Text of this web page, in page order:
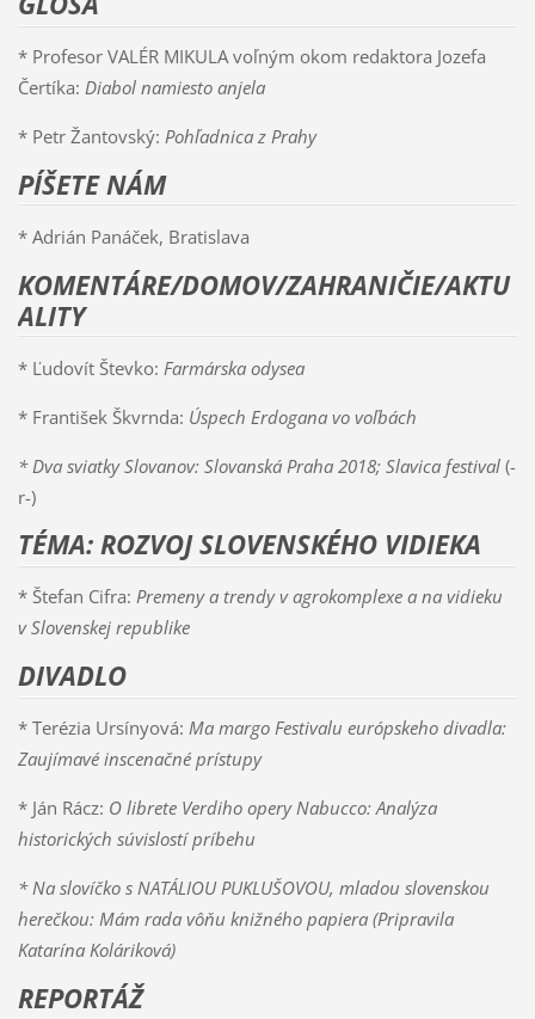
* Profesor VALÉR MIKULA voľným okom redaktora Jozefa
Čertíka: Diabol namiesto anjela
* Petr Žantovský: Pohľadnica z Prahy
PÍŠETE NÁM
* Adrián Panáček, Bratislava
KOMENTÁRE/DOMOV/ZAHRANIČIE/AKTU
ALITY
* Ľudovít Števko: Farmárska odysea
* František Škvrnda: Úspech Erdogana vo voľbách
* Dva sviatky Slovanov: Slovanská Praha 2018; Slavica festival (-
r-)
TÉMA: ROZVOJ SLOVENSKÉHO VIDIEKA
* Štefan Cifra: Premeny a trendy v agrokomplexe a na vidieku
v Slovenskej republike
DIVADLO
* Terézia Ursínyová: Ma margo Festivalu európskeho divadla:
Zaujímavé inscenačné prístupy
* Ján Rácz: O librete Verdiho opery Nabucco: Analýza
historických súvislostí príbehu
* Na slovíčko s NATÁLIOU PUKLUŠOVOU, mladou slovenskou
herečkou: Mám rada vôňu knižného papiera (Pripravila
Katarína Koláriková)
REPORTÁŽ